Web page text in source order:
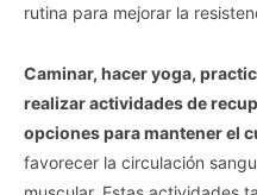
I want to opt-out of
Opted In
I want to opt-out of
Retention, Sale, and/or
Personal Data that Is
Purposes for which it
rutina para mejorar la
Caminar, hacer yoga,
realizar actividades de
opciones para mantener el
favorecer la circulación